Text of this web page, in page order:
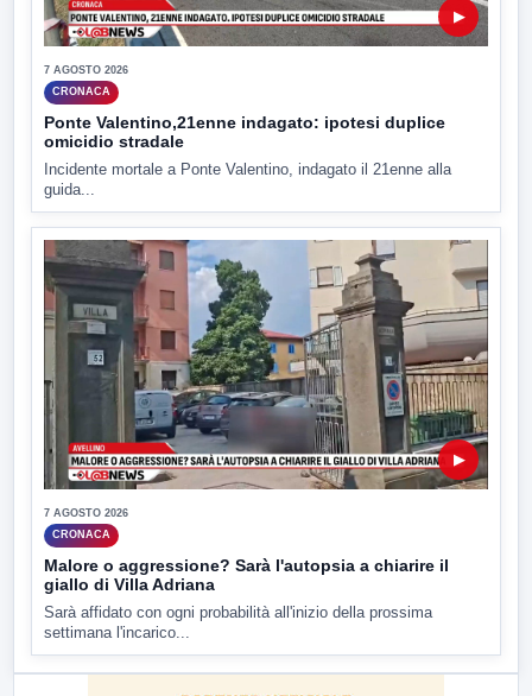
▶
7 AGOSTO 2026
CRONACA
Ponte Valentino,21enne indagato: ipotesi duplice
omicidio stradale
Incidente mortale a Ponte Valentino, indagato il 21enne alla
guida...
▶
7 AGOSTO 2026
CRONACA
Malore o aggressione? Sarà l'autopsia a chiarire il
giallo di Villa Adriana
Sarà affidato con ogni probabilità all'inizio della prossima
settimana l'incarico...